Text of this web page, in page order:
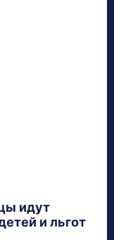
идут
и льгот